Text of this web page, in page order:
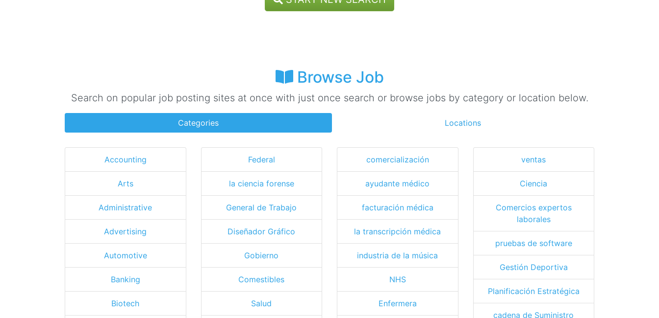
Browse Job
Search on popular job posting sites at once with just once search or browse jobs by category or location below.
Categories Locations
Accounting
Arts
Administrative
Advertising
Automotive
Banking
Biotech
Federal
la ciencia forense
General de Trabajo
Diseñador Gráfico
Gobierno
Comestibles
Salud
comercialización
ayudante médico
facturación médica
la transcripción médica
industria de la música
NHS
Enfermera
ventas
Ciencia
Comercios expertos
laborales
pruebas de software
Gestión Deportiva
Planificación Estratégica
cadena de Suministro